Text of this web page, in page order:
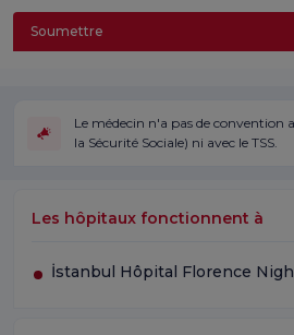
Soumettre
Le médecin n'a pas de convention
la Sécurité Sociale) ni avec le TSS.
Les hôpitaux fonctionnent à
İstanbul Hôpital Florence